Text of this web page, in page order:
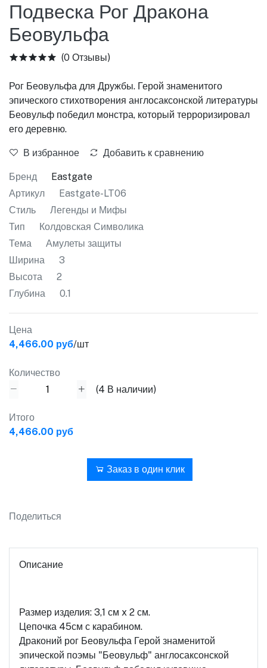
Подвеска Рог Дракона
Беовульфа
(0 Отзывы)
Рог Беовульфа для Дружбы. Герой знаменитого
эпического стихотворения англосаксонской литературы
Беовульф победил монстра, который терроризировал
его деревню.
В избранное Добавить к сравнению
Бренд
Eastgate
Артикул
Eastgate-LT06
Стиль
Легенды и Мифы
Тип
Колдовская Символика
Тема
Амулеты защиты
Ширина
3
Высота
2
Глубина
0.1
Цена
4,466.00 руб/шт
Количество
(4 В наличии)
Итого
4,466.00 руб
Заказ в один клик
Поделиться
Описание
Размер изделия: 3,1 см x 2 см.
Цепочка 45см с карабином.
Драконий рог Беовульфа Герой знаменитой
эпической поэмы "Беовульф" англосаксонской